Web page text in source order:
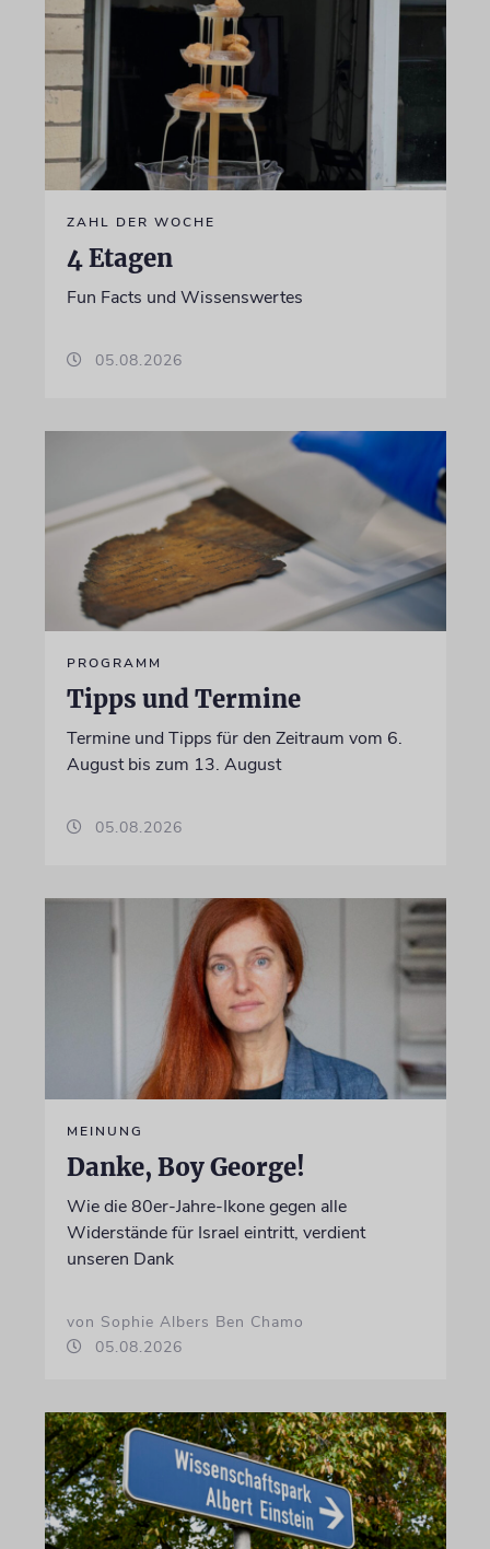
ZAHL DER WOCHE
4 Etagen
Fun Facts und Wissenswertes
05.08.2026
PROGRAMM
Tipps und Termine
Termine und Tipps für den Zeitraum vom 6.
August bis zum 13. August
05.08.2026
MEINUNG
Danke, Boy George!
Wie die 80er-Jahre-Ikone gegen alle
Widerstände für Israel eintritt, verdient
unseren Dank
von Sophie Albers Ben Chamo
05.08.2026